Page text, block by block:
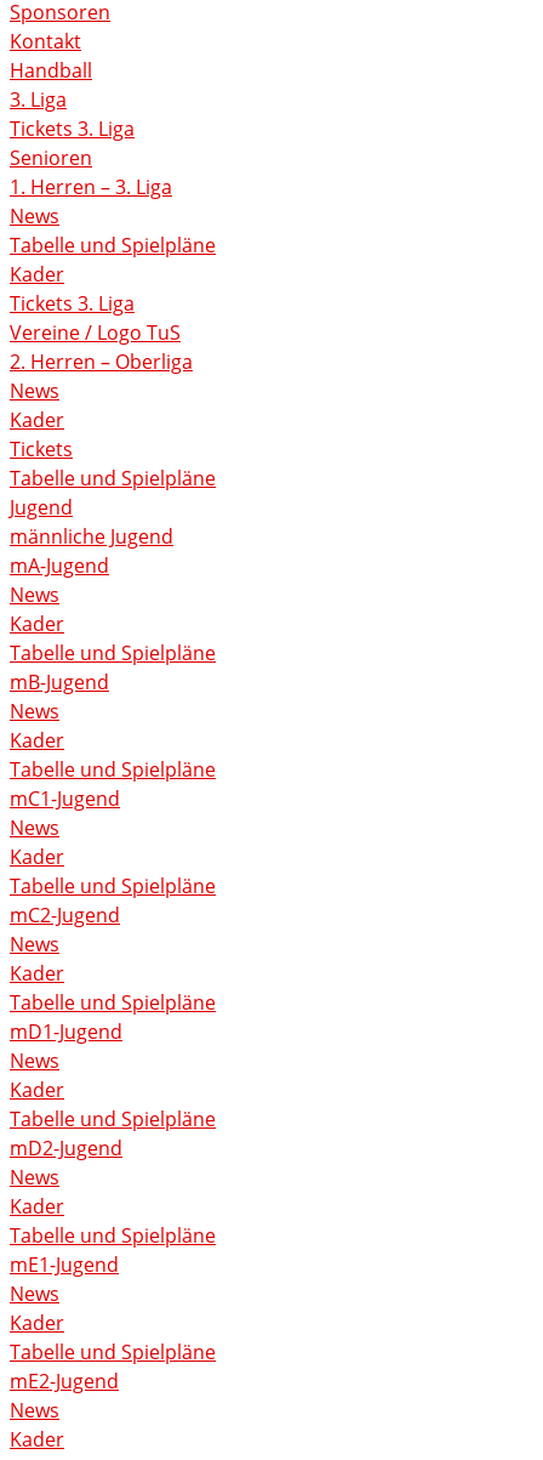
Sponsoren
Kontakt
Handball
3. Liga
Tickets 3. Liga
Senioren
1. Herren – 3. Liga
News
Tabelle und Spielpläne
Kader
Tickets 3. Liga
Vereine / Logo TuS
2. Herren – Oberliga
News
Kader
Tickets
Tabelle und Spielpläne
Jugend
männliche Jugend
mA-Jugend
News
Kader
Tabelle und Spielpläne
mB-Jugend
News
Kader
Tabelle und Spielpläne
mC1-Jugend
News
Kader
Tabelle und Spielpläne
mC2-Jugend
News
Kader
Tabelle und Spielpläne
mD1-Jugend
News
Kader
Tabelle und Spielpläne
mD2-Jugend
News
Kader
Tabelle und Spielpläne
mE1-Jugend
News
Kader
Tabelle und Spielpläne
mE2-Jugend
News
Kader